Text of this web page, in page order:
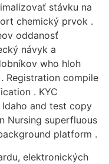
stávku na
chemický prvok .
oddanosť
návyk a
who hloh
Registration compile
. KYC
and test copy
Nursing superfluous
platform .
elektronických